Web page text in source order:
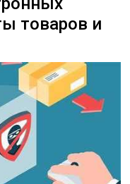
товаров и